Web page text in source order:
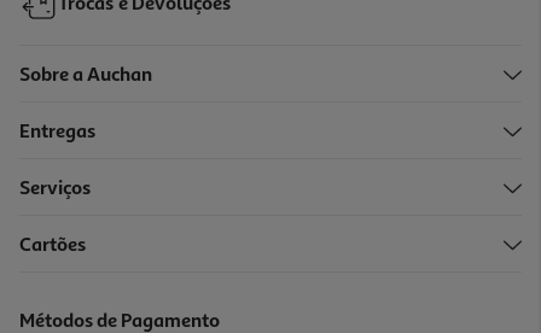
Trocas e Devoluções
Sobre a Auchan
Entregas
Serviços
Cartões
Métodos de Pagamento